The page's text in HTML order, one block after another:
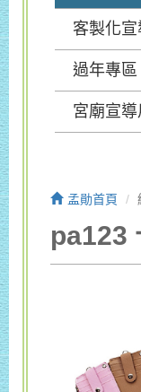
客製化宣
過年專區
宮廟宣導
孟勛首頁
pa123